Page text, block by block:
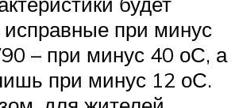
исправные при минус
– при минус 40 оС, а
при минус 12 оС.